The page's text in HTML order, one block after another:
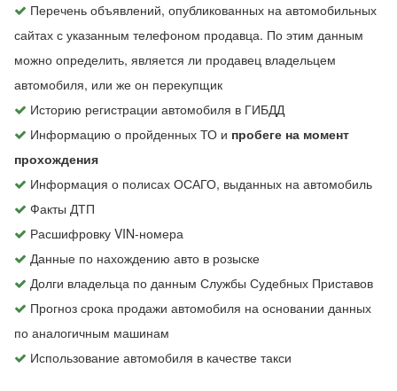
Перечень объявлений, опубликованных на автомобильных
сайтах с указанным телефоном продавца. По этим данным
можно определить, является ли продавец владельцем
автомобиля, или же он перекупщик
Историю регистрации автомобиля в ГИБДД
Информацию о пройденных ТО и пробеге на момент
прохождения
Информация о полисах ОСАГО, выданных на автомобиль
Факты ДТП
Расшифровку VIN-номера
Данные по нахождению авто в розыске
Долги владельца по данным Службы Судебных Приставов
Прогноз срока продажи автомобиля на основании данных
по аналогичным машинам
Использование автомобиля в качестве такси